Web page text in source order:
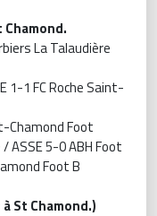
La Talaudière
1-1 FC Roche Saint-
Chamond Foot
ASSE 5-0 ABH Foot
Foot B
St Chamond.)